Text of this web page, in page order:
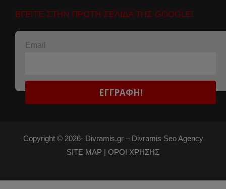
ΒΓΕΙΤΕ ΣΤΗΝ ΠΡΩΤΗ ΣΕΛΙΔΑ ΤΗΣ GOOGLE!
Email
Copyright © 2026· Divramis.gr –Divramis Seo Agency
SITE MAP | ΟΡΟΙ ΧΡΗΣΗΣ